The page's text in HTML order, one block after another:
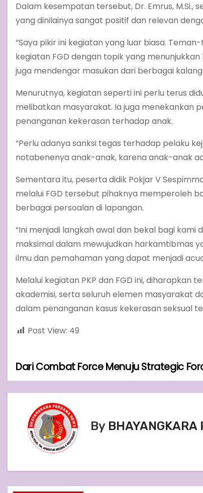
Dalam kesempatan tersebut, Dr. Emrus, M.Si.,
yang dinilainya sangat positif dan relevan
“Saya pikir ini kegiatan yang luar biasa.
kegiatan FGD dengan topik yang
juga mendengar masukan dari berbagai
Menurutnya, kegiatan seperti ini perlu terus
melibatkan masyarakat. Ia juga menekankan
penanganan kekerasan terhadap anak.
“Perlu adanya sanksi tegas terhadap pelaku
notabenenya anak-anak, karena anak-anak
Sementara itu, peserta didik Pokjar V
melalui FGD tersebut pihaknya memperoleh
berbagai persoalan di lapangan.
“Ini menjadi langkah awal dan bekal bagi
maksimal dalam mewujudkan harkamtibmas
ilmu dan pemahaman yang dapat menjadi
Melalui kegiatan PKP dan FGD ini,
akademisi, serta seluruh elemen masyarakat
dalam penanganan kasus kekerasan seksual
Post View: 49
P
o
a
Dari Combat Force Menuju Strategic
By BHAYANGKARA